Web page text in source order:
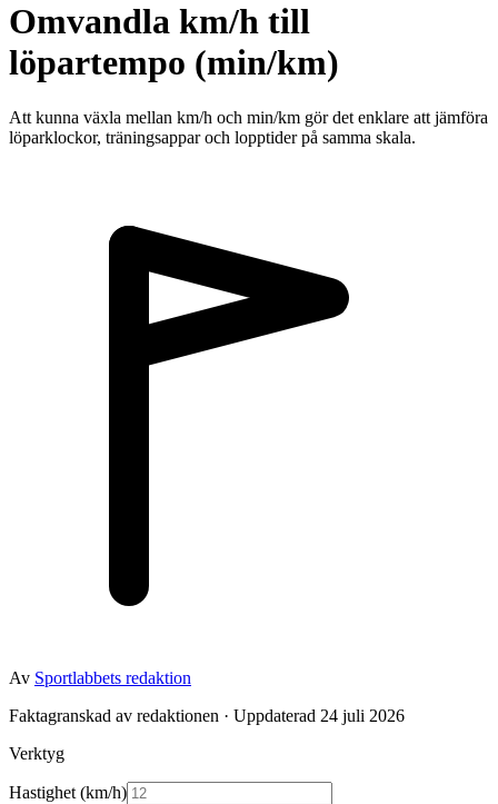
Omvandla km/h till
löpartempo (min/km)
Att kunna växla mellan km/h och min/km gör det enklare att jämföra
löparklockor, träningsappar och lopptider på samma skala.
Av Sportlabbets redaktion
Faktagranskad av redaktionen · Uppdaterad 24 juli 2026
Verktyg
Hastighet (km/h)